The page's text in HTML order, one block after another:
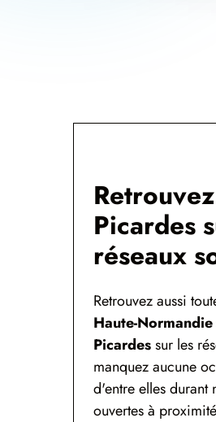
Picardes
réseaux
Retrouvez aussi
Haute-
Picardessur les
manquez aucune
d'entre elles durant
ouvertes à